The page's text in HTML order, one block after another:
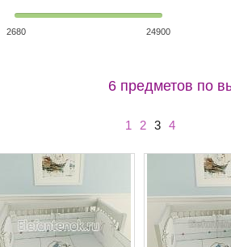
2680 24900
6 предметов по
1 2 3 4